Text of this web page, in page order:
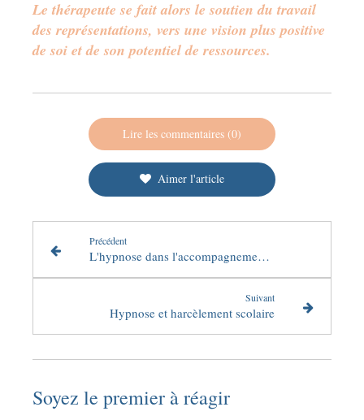
Le thérapeute se fait alors le soutien du travail
des représentations, vers une vision plus positive
de soi et de son potentiel de ressources.
Lire les commentaires (0)
Aimer l'article
Précédent
L'hypnose dans l'accompagnement du deuil
Suivant
Hypnose et harcèlement scolaire
Soyez le premier à réagir